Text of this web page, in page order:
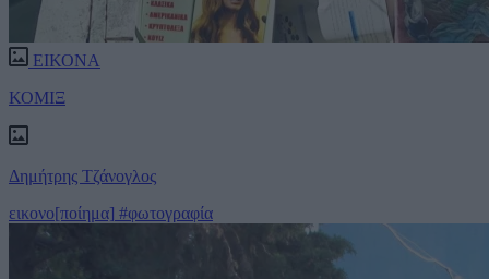
ΕΙΚΟΝΑ
ΚΟΜΙΞ
Δημήτρης Τζάνογλος
εικονο[ποίημα] #φωτογραφία